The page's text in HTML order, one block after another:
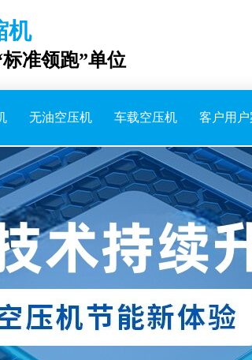
机
准领跑”单位
无油空压机 车载空压机 客户用户